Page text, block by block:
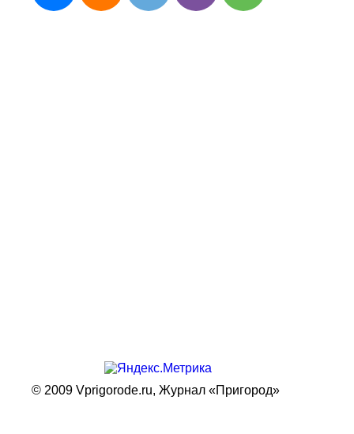
© 2009 Vprigorode.ru, Журнал «Пригород»